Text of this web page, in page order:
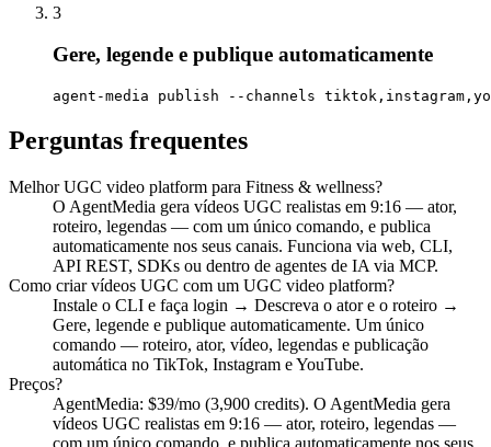
3
Gere, legende e publique automaticamente
agent-media publish --channels
Perguntas frequentes
Melhor UGC video platform para Fitness & wellness?
O AgentMedia gera vídeos UGC realistas em 9:16 — ator,
roteiro, legendas — com um único comando, e publica
automaticamente nos seus canais. Funciona via web, CLI,
API REST, SDKs ou dentro de agentes de IA via MCP.
Como criar vídeos UGC com um UGC video platform?
Instale o CLI e faça login → Descreva o ator e o roteiro →
Gere, legende e publique automaticamente. Um único
comando — roteiro, ator, vídeo, legendas e publicação
automática no TikTok, Instagram e YouTube.
Preços?
AgentMedia: $39/mo (3,900 credits). O AgentMedia gera
vídeos UGC realistas em 9:16 — ator, roteiro, legendas —
com um único comando, e publica automaticamente nos seus